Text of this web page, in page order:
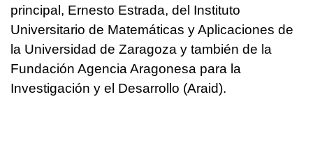
principal, Ernesto Estrada, del Instituto
Universitario de Matemáticas y Aplicaciones de
la Universidad de Zaragoza y también de la
Fundación Agencia Aragonesa para la
Investigación y el Desarrollo (Araid).